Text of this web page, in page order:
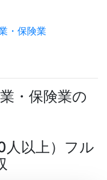
・保険業
・保険業の
人以上）フル